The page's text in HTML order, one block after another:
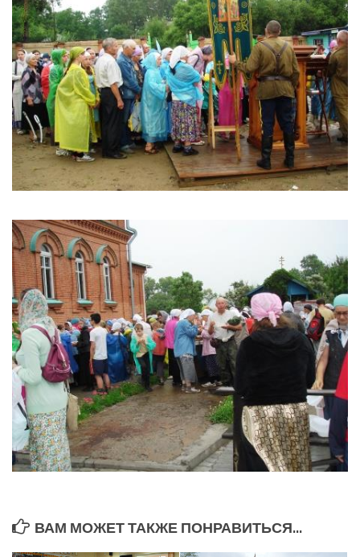
ВАМ МОЖЕТ ТАКЖЕ ПОНРАВИТЬСЯ...